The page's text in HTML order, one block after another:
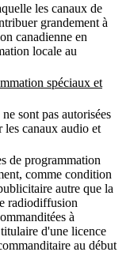
les canaux de
grandement à
canadienne en
locale au
spéciaux et
sont pas autorisées
canaux audio et
de programmation
comme condition
autre que la
radiodiffusion
à
d'une licence
au début